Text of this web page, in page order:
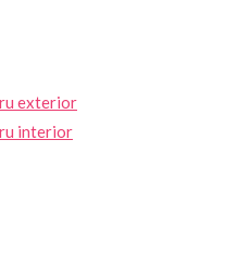
exterior
interior